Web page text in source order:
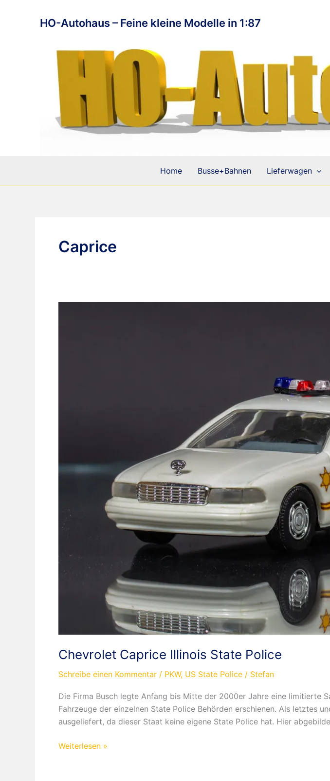
HO-Autohaus – Feine kleine Modelle in 1:87
Home Busse+Bahnen Lieferwagen
Caprice
Chevrolet Caprice Illinois State Police
Schreibe einen Kommentar / PKW, US State Police / Stefan
Die Firma Busch legte Anfang bis Mitte der 2000er Jahre eine limitierte
Fahrzeuge der einzelnen State Police Behörden erschienen. Als letztes
ausgeliefert, da dieser Staat keine eigene State Police hat. Hier
Chevrolet
Weiterlesen »